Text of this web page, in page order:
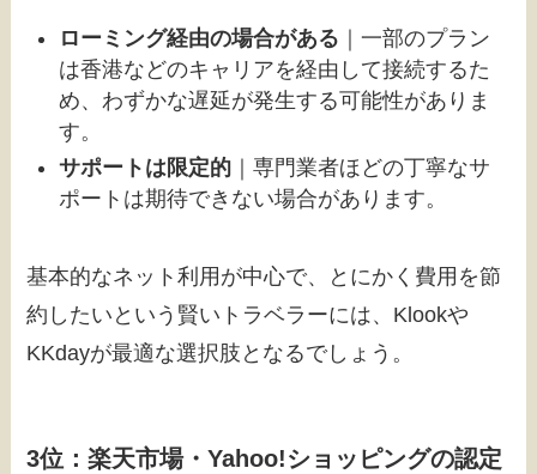
ローミング経由の場合がある ｜一部のプラン
は香港などのキャリアを経由して接続するた
め、わずかな遅延が発生する可能性がありま
す。
サポートは限定的 ｜専門業者ほどの丁寧なサ
ポートは期待できない場合があります。
基本的なネット利用が中心で、とにかく費用を節
約したいという賢いトラベラーには、Klookや
KKdayが最適な選択肢となるでしょう。
3位：楽天市場・Yahoo!ショッピングの認定